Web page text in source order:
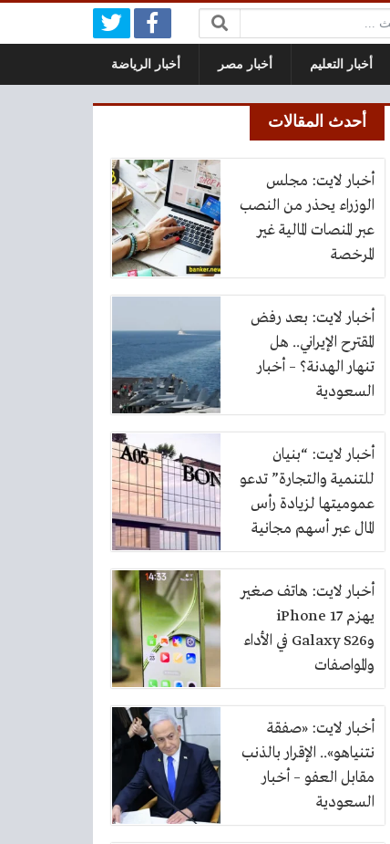
أخبار التعليم أخبار مصر أخبار الرياضة
أحدث المقالات
أخبار لايت: مجلس
الوزراء يحذر من النصب
عبر المنصات المالية غير
المرخصة
أخبار لايت: بعد رفض
المقترح الإيراني.. هل
تنهار الهدنة؟ – أخبار
السعودية
أخبار لايت: “بنيان
للتنمية والتجارة” تدعو
عموميتها لزيادة رأس
المال عبر أسهم مجانية
بنسبة 10%
أخبار لايت: هاتف صغير
يهزم iPhone 17
وGalaxy S26 في الأداء
والمواصفات
أخبار لايت: «صفقة
نتنياهو».. الإقرار بالذنب
مقابل العفو – أخبار
السعودية